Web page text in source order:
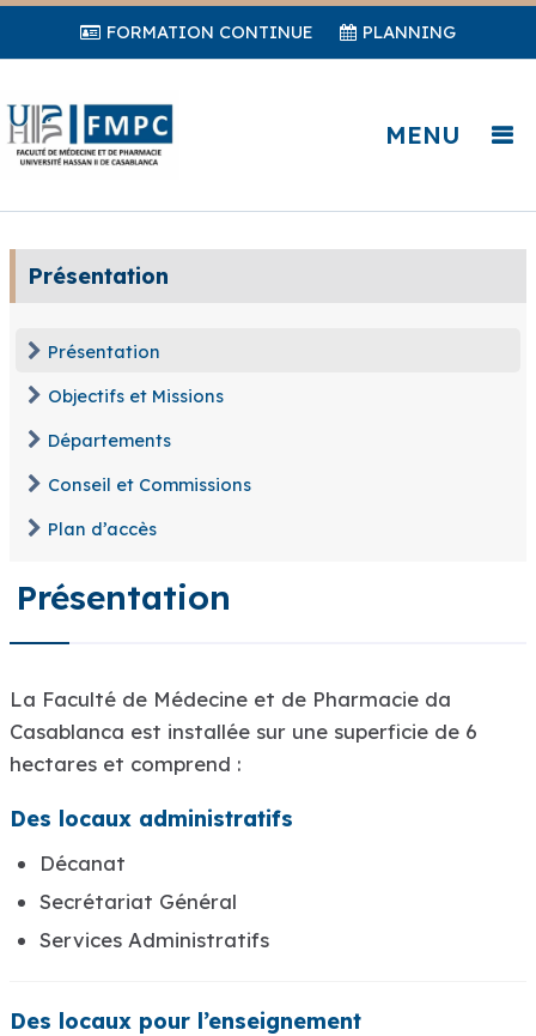
FORMATION CONTINUE PLANNING
MENU
Présentation
Présentation
Objectifs et Missions
Départements
Conseil et Commissions
Plan d’accès
Présentation
La Faculté de Médecine et de Pharmacie da
Casablanca est installée sur une superficie de 6
hectares et comprend :
Des locaux administratifs
Décanat
Secrétariat Général
Services Administratifs
Des locaux pour l’enseignement